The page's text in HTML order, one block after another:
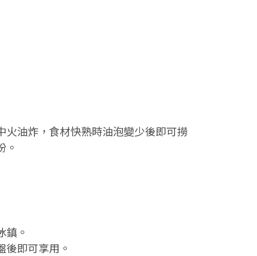
火油炸，食材快熟時油泡變少後即可撈
。
鎮。
後即可享用。